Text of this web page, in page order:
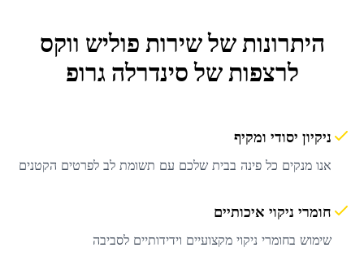
היתרונות של שירות פוליש ווקס
לרצפות של סינדרלה גרופ
ניקיון יסודי ומקיף
אנו מנקים כל פינה בבית שלכם עם תשומת לב לפרטים הקטנים
חומרי ניקוי איכותיים
שימוש בחומרי ניקוי מקצועיים וידידותיים לסביבה